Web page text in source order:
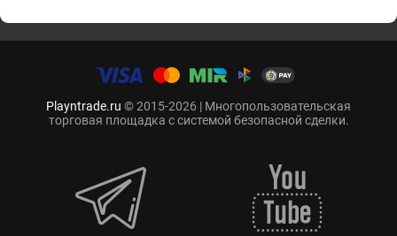
Playntrade.ru © 2015-2026 | Многопользовательская
торговая площадка с системой безопасной сделки.